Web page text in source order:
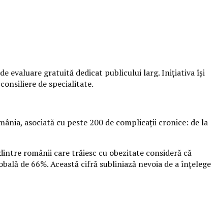
evaluare gratuită dedicat publicului larg. Inițiativa își
de specialitate.
asociată cu peste 200 de complicații cronice: de la
românii care trăiesc cu obezitate consideră că
de 66%. Această cifră subliniază nevoia de a înțelege